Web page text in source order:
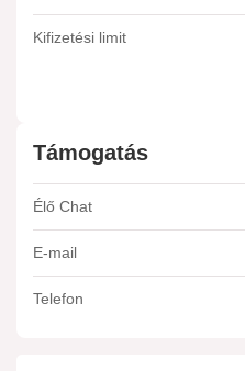
Kifizetési limit
Támogatás
Élő Chat
E-mail
Telefon